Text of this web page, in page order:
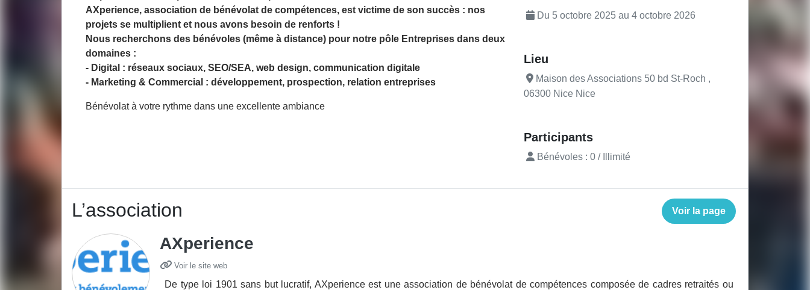
AXperience, association de bénévolat de compétences, est victime de son succès : nos
projets se multiplient et nous avons besoin de renforts !
Nous recherchons des bénévoles (même à distance) pour notre pôle Entreprises dans deux
domaines :
- Digital : réseaux sociaux, SEO/SEA, web design, communication digitale
- Marketing & Commercial : développement, prospection, relation entreprises
Bénévolat à votre rythme dans une excellente ambiance
Du 5 octobre 2025 au 4 octobre 2026
Lieu
Maison des Associations 50 bd St-Roch ,
06300 Nice Nice
Participants
Bénévoles : 0 / Illimité
L’association Voir la page
AXperience
Voir le site web
De type loi 1901 sans but lucratif, AXperience est une association de bénévolat de compétences composée de cadres retraités ou